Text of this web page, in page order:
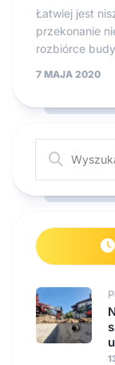
Łatwiej jest
przekonanie
rozbiórce
7 MAJA 2020